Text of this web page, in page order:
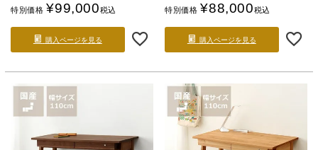
特別価格 ¥99,000税込
購入ページを見る
特別価格 ¥88,000税込
購入ページを見る